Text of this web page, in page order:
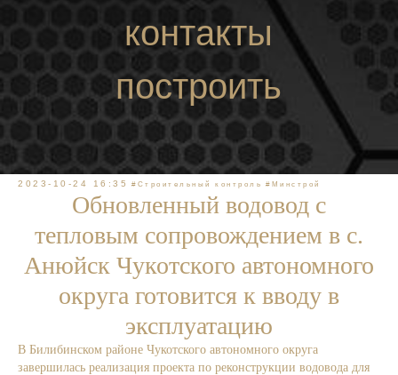
построить
маршрут
контакты
2023-10-24 16:35 #Строительный контроль #Минстрой
Обновленный водовод с
тепловым сопровождением в с.
Анюйск Чукотского автономного
округа готовится к вводу в
эксплуатацию
В Билибинском районе Чукотского автономного округа
завершилась реализация проекта по реконструкции водовода для